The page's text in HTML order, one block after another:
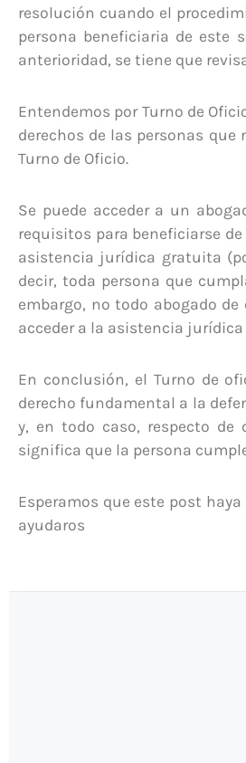
resolución cuando el
persona beneficiaria de este
anterioridad, se tiene que
Entendemos por Turno de
derechos de las personas
Turno de Oficio.
Se puede acceder a un
requisitos para beneficiarse
asistencia jurídica gratuita
decir, toda persona que
embargo, no todo abogado
acceder a la asistencia
En conclusión, el Turno de
derecho fundamental a la
y, en todo caso, respecto
significa que la persona
Esperamos que este post haya
ayudaros